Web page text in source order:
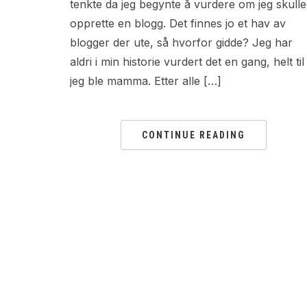
tenkte da jeg begynte å vurdere om jeg skulle
opprette en blogg. Det finnes jo et hav av
blogger der ute, så hvorfor gidde? Jeg har
aldri i min historie vurdert det en gang, helt til
jeg ble mamma. Etter alle […]
CONTINUE READING